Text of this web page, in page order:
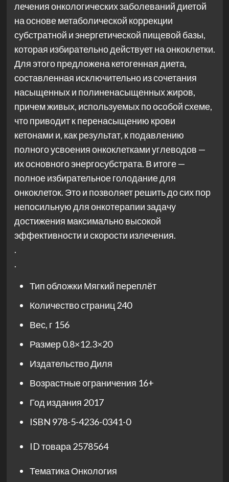
лечения онкологических заболеваний диетой
на основе метаболической коррекции
субстратной и энергетической пищевой базы,
которая избирательно действует на онкоклетки.
Для этого предложена кетогенная диета,
составленная исключительно из сочетания
насыщенных и полиненасыщенных жиров,
причем живых, используемых по особой схеме,
что приводит к перенасыщению крови
кетонами и, как результат, к подавлению
полного усвоения онкоклетками углеводов —
их основного энергосубстрата. В итоге —
полное избирательное голодание для
онкоклеток. Это и позволяет решить до сих пор
непосильную для онкотерапии задачу
достижения максимально высокой
эффективности и скорости излечения.
.
.
Тип обложки Мягкий переплёт
Количество страниц240
Вес, г 156
Размер0.8×12.3×20
ИздательствоДиля
Возрастные ограничения 16+
Год издания 2017
ISBN 978-5-4236-0341-0
ID товара 2578564
Тематика Онкология